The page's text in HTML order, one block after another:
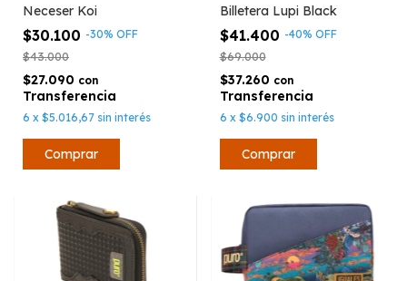
Neceser Koi
$30.100 -30% OFF
$43.000
$27.090 con
6 x $5.016,67 sin interés
Billetera Lupi Black
$41.400 -40% OFF
$69.000
$37.260 con
6 x $6.900 sin interés